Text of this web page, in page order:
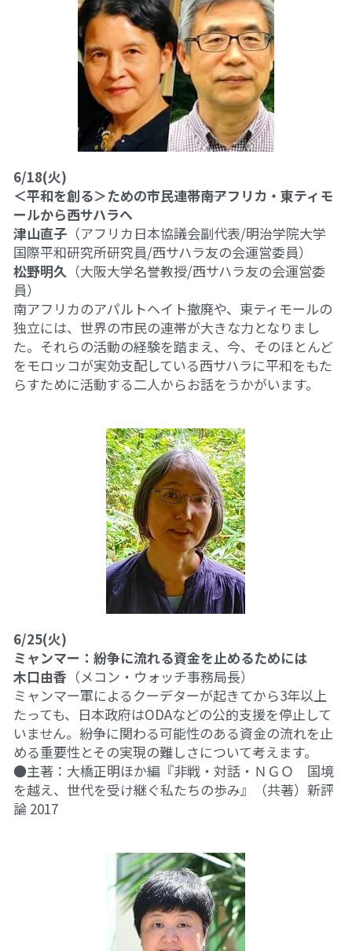
6/18(火)
＜平和を創る＞ための市民連帯――南アフリカ・東ティモ
ールから西サハラへ
津山直子（アフリカ日本協議会副代表/明治学院大学
国際平和研究所研究員/西サハラ友の会運営委員）
松野明久 （大阪大学名誉教授/西サハラ友の会運営委
員）
南アフリカのアパルトヘイト撤廃や、東ティモールの
独立には、世界の市民の連帯が大きな力となりまし
た。それらの活動の経験を踏まえ、今、そのほとんど
をモロッコが実効支配している西サハラに平和をもた
らすために活動する二人からお話をうかがいます。
6/25(火)
ミャンマー：紛争に流れる資金を止めるためには
木口由香 （メコン・ウォッチ事務局長）
ミャンマー軍によるクーデターが起きてから3年以上
たっても、日本政府はODAなどの公的支援を停止して
いません。紛争に関わる可能性のある資金の流れを止
める重要性とその実現の難しさについて考えます。
●主著：大橋正明ほか編『非戦・対話・ＮＧＯ　国境
を越え、世代を受け継ぐ私たちの歩み』（共著）新評
論 2017